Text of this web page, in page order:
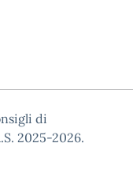
di
2025-2026.